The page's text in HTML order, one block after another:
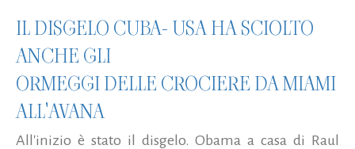
IL DISGELO CUBA- USA HA SCIOLTO
ANCHE GLI
ORMEGGI DELLE CROCIERE DA MIAMI
ALL'AVANA
All'inizio è stato il disgelo. Obama a casa di Raul